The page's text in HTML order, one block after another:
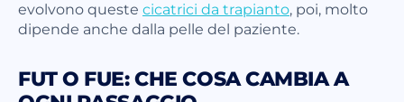
evolvono queste cicatrici da trapianto, poi, molto
dipende anche dalla pelle del paziente.
FUT O FUE: CHE COSA CAMBIA A